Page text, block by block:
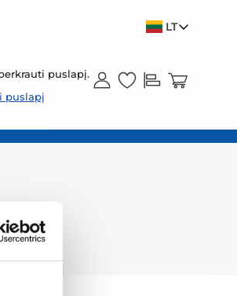
LT
puslapį.
puslapį